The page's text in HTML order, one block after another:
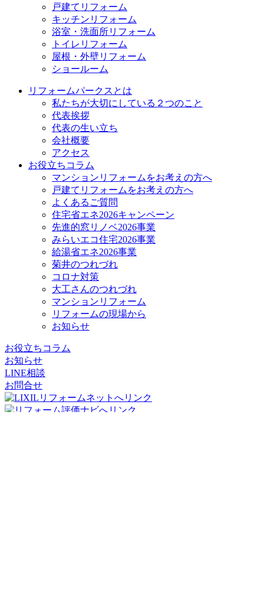
戸建てリフォーム
キッチンリフォーム
浴室・洗面所リフォーム
トイレリフォーム
屋根・外壁リフォーム
ショールーム
リフォームパークスとは
私たちが大切にしている２つのこと
代表挨拶
代表の生い立ち
会社概要
アクセス
お役立ちコラム
マンションリフォームをお考えの方へ
戸建てリフォームをお考えの方へ
よくあるご質問
住宅省エネ2026キャンペーン
先進的窓リノベ2026事業
みらいエコ住宅2026事業
給湯省エネ2026事業
菊井のつれづれ
コロナ対策
大工さんのつれづれ
マンションリフォーム
リフォームの現場から
お知らせ
お役立ちコラム
お知らせ
LINE相談
お問合せ